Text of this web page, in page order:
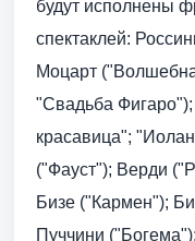
будут исполнены
спектаклей:
Моцарт
"Свадьба
красавица";
("Фауст"); Верди
Бизе ("Кармен");
Пуччини